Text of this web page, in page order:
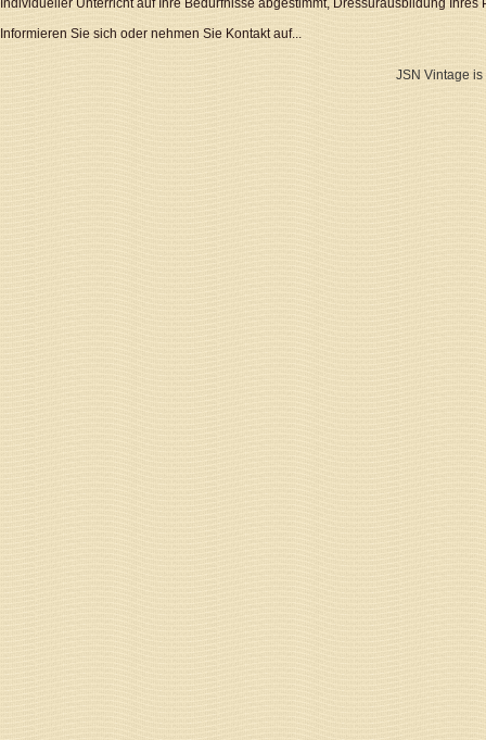
Individueller Unterricht auf Ihre Bedürfnisse abgestimmt, Dressurausbildung
Informieren Sie sich oder nehmen Sie Kontakt auf...
JSN Vintage